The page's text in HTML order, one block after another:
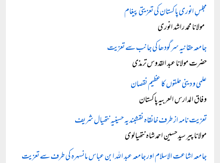
مجلسِ انوری پاکستان کی تعزیتی پیغام
مولانا محمد راشد انوری
جامعہ حقانیہ سرگودھا کی جانب سے تعزیت
حضرت مولانا عبد القدوس ترمذی
علمی و دینی حلقوں کا عظیم نقصان
وفاق المدارس العربیہ پاکستان
تعزیت نامہ از طرف خانقاہ نقشبندیہ حسینیہ نتھیال شریف
مولانا پیر سید حسین احمد شاہ نتھیالوی
جامعہ اشاعت الاسلام اور جامعہ عبد اللہ ابن عباس مانسہرہ کی طرف سے تعزیت